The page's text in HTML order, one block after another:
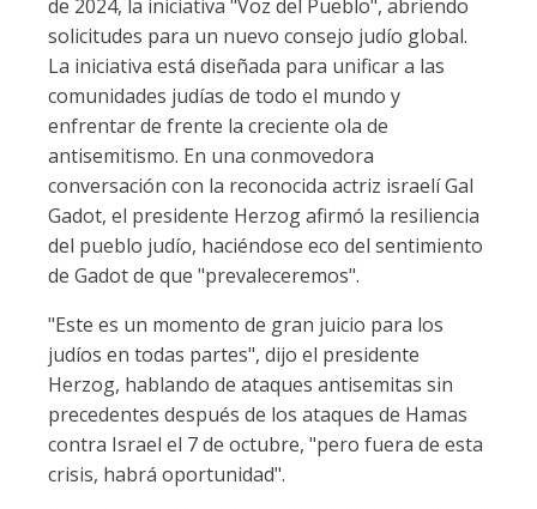
de 2024, la iniciativa "Voz del Pueblo", abriendo
solicitudes para un nuevo consejo judío global.
La iniciativa está diseñada para unificar a las
comunidades judías de todo el mundo y
enfrentar de frente la creciente ola de
antisemitismo. En una conmovedora
conversación con la reconocida actriz israelí Gal
Gadot, el presidente Herzog afirmó la resiliencia
del pueblo judío, haciéndose eco del sentimiento
de Gadot de que "prevaleceremos".
"Este es un momento de gran juicio para los
judíos en todas partes", dijo el presidente
Herzog, hablando de ataques antisemitas sin
precedentes después de los ataques de Hamas
contra Israel el 7 de octubre, "pero fuera de esta
crisis, habrá oportunidad".